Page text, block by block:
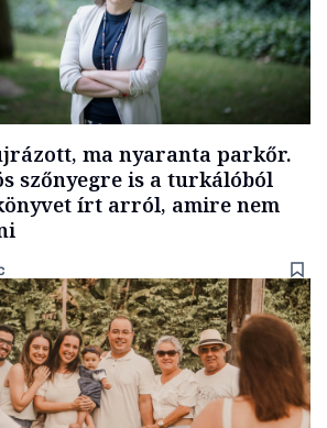
ma nyaranta parkőr.
szőnyegre is a turkálóból
írt arról, amire nem